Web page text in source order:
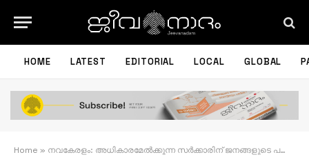
HOME LATEST EDITORIAL LOCAL GLOBAL
Home » നവകേരളം: അധികാരമേൽക്കുന്ന സർക്കാരിന് ജനങ്ങളുടെ പത്തു കൽപ്പനകൾ